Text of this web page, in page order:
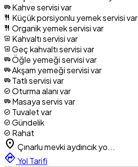
airport_shuttle Kahve servisi var
restaurant Küçük porsiyonlu yemek servisi var
restaurant Organik yemek servisi var
breakfast_dining Kahvaltı servisi var
breakfast_dining Geç kahvaltı servisi var
airport_shuttle Öğle yemeği servisi var
airport_shuttle Akşam yemeği servisi var
airport_shuttle Tatlı servisi var
check_circle Oturma alanı var
airport_shuttle Masaya servis var
check_circle Tuvalet var
check_circle Gündelik
check_circle Rahat
location_on Çınarlu mevki aydıncık yo...
directions Yol Tarifi